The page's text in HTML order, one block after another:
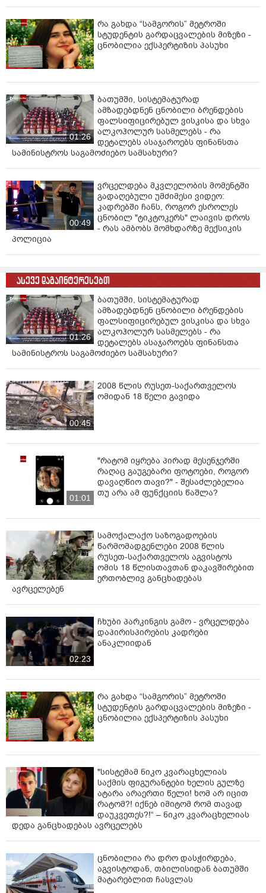
რა გახდა “სამგორის” მეტროში
სტუდენტის გარდაცვალების მიზეზი -
ცნობილია ექსპერტიზის პასუხი
01:26
ბათუმში, სისტემატურად
ამზადებდნენ ცნობილი ბრენდების
ფალსიფიცირებულ ვისკისა და სხვა
ალკოჰოლურ სასმელებს - რა
დეტალებს ასაჯაროებს ფინანსთა
სამინისტროს საგამოძიებო სამსახური?
00:49
ვრცელდება მკვლელობის მომენტში
გადაღებული უმძიმესი ვიდეო:
კადრებში ჩანს, როგორ ესროლეს
ცნობილ "ტიკტოკერს" ლაივის დროს
- რას ამბობს მომხდარზე მექსიკის
პოლიცია
ასევე დაგაინტერესებთ
01:26
ბათუმში, სისტემატურად
ამზადებდნენ ცნობილი ბრენდების
ფალსიფიცირებულ ვისკისა და სხვა
ალკოჰოლურ სასმელებს - რა
დეტალებს ასაჯაროებს ფინანსთა
სამინისტროს საგამოძიებო სამსახური?
00:45
2008 წლის რუსეთ-საქართველოს
ომიდან 18 წელი გავიდა
01:01
"რატომ იყრება პირად მესენჯერში
რაღაც გაუგებარი ფოტოები, როგორ
დავაღწიო თავი?" - შესაძლებელია
თუ არა ამ ფუნქციის წაშლა?
სამოქალაქო საზოგადოების
წარმომადგენლები 2008 წლის
რუსეთ-საქართველოს აგვისტოს
ომის 18 წლისთავთან დაკავშირებით
ერთობლივ განცხადებას
ავრცელებენ
02:23
ჩხუბი პარკინგის გამო - ვრცელდება
დაპირისპირების კადრები
ანაკლიიდან
რა გახდა “სამგორის” მეტროში
სტუდენტის გარდაცვალების მიზეზი -
ცნობილია ექსპერტიზის პასუხი
"სისტემამ ნიკო კვარაცხელიას
საქმის ფიგურანტები ხელის გულზე
ატარა არაერთი წელი! ხომ არ იცით
რატომ?! იქნებ იმიტომ რომ თავად
დაუკვეთეს?!“ – ნიკო კვარაცხელიას
დედა განცხადებას ავრცელებს
ცნობილია რა დრო დასჭირდება,
აგვისტოდან, თბილისიდან ბათუმში
მატარებლით ჩასვლას